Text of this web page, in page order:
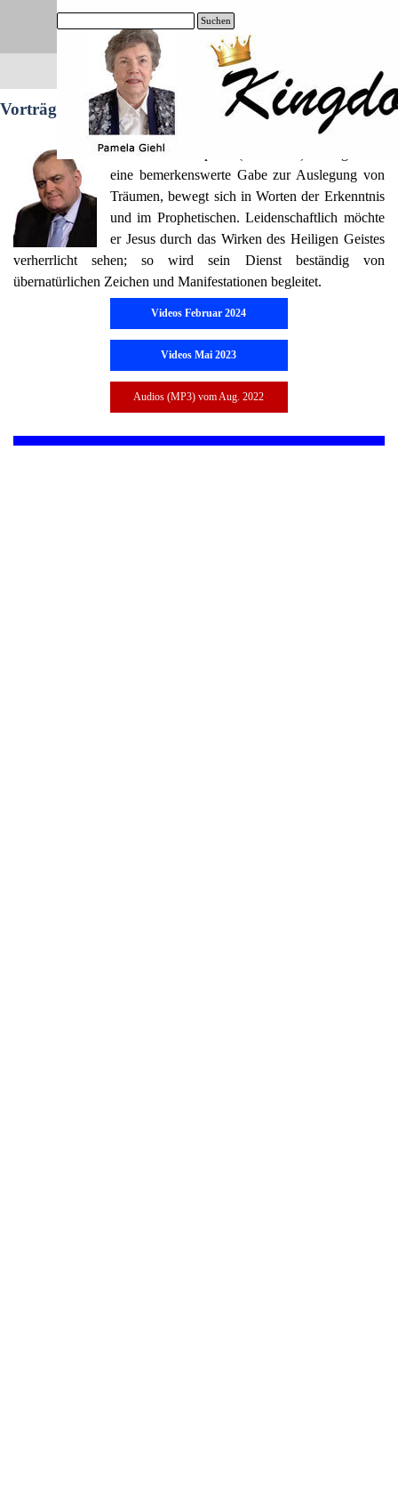
Suchen
Suchen
Menü überspringen
Vorträge von Adam F. Thompson
Adam F. Thompson (Australien) verfügt über
eine bemerkenswerte Gabe zur Auslegung von
Träumen, bewegt sich in Worten der Erkenntnis
und im Prophetischen. Leidenschaftlich möchte
er Jesus durch das Wirken des Heiligen Geistes
verherrlicht sehen; so wird sein Dienst beständig von
übernatürlichen Zeichen und Manifestationen begleitet.
Videos Februar 2024
Videos Mai 2023
Audios (MP3) vom Aug. 2022